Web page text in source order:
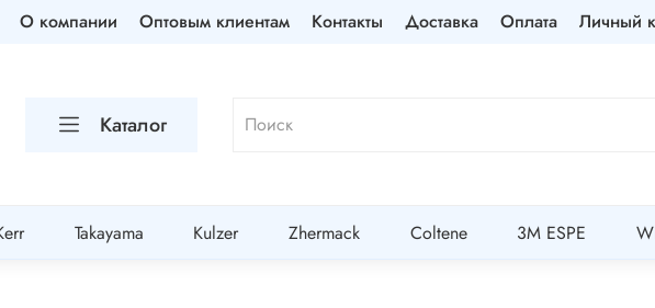
О компании Оптовым клиентам Контакты Доставка Оплата Личный
Каталог
Takayama Kulzer Zhermack Coltene 3M ESPE